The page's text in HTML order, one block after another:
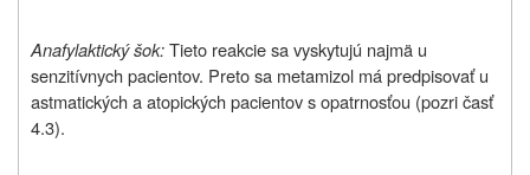
Anafylaktický šok:Tieto reakcie sa vyskytujú najmä u
senzitívnych pacientov. Preto sa metamizol má predpisovať u
astmatických a atopických pacientov s opatrnosťou (pozri časť
4.3).